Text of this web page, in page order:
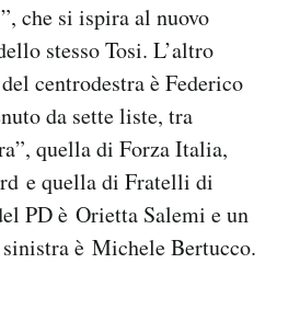
che si ispira al nuovo
stesso Tosi. L’altro
centrodestra è Federico
da sette liste, tra
quella di Forza Italia,
e quella di Fratelli di
PD è Orietta Salemi e un
è Michele Bertucco.